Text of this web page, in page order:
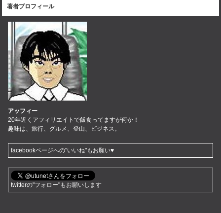
著者プロフィール
アッフィー
20年近くアフィリエイトで飯食ってますが何か！
趣味は、旅行、グルメ、登山、ビジネス。
facebookページへの"いいね"もお願い♥
twitterの"フォロー"もお願いします